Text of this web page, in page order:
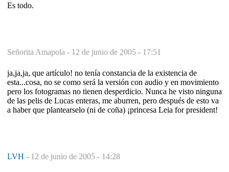
Es todo.
Señorita Amapola - 12 de junio de 2005 - 17:51
ja,ja,ja, que artículo! no tenía constancia de la existencia de
esta...cosa, no se como será la versión con audio y en movimiento
pero los fotogramas no tienen desperdicio. Nunca he visto ninguna
de las pelis de Lucas enteras, me aburren, pero después de esto va
a haber que plantearselo (ni de coña) ¡princesa Leia for president!
LVH - 12 de junio de 2005 - 14:28